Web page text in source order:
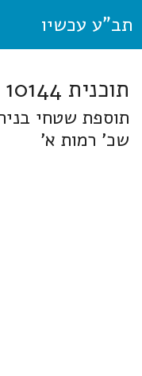
תב"ע עכשיו
תוכנית 10144 ירושלים
שכ' רמות א'